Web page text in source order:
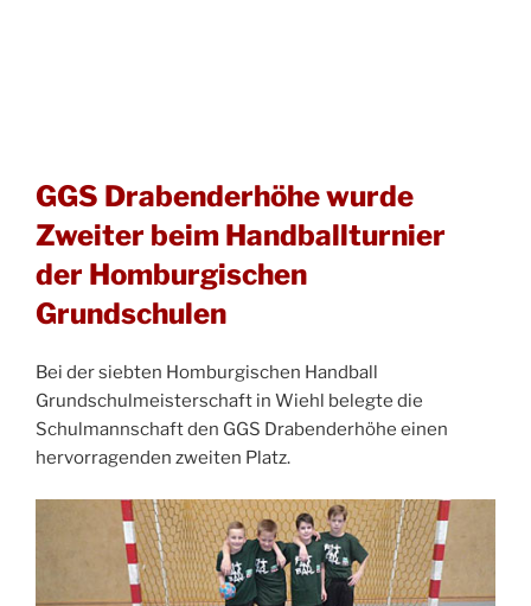
GGS Drabenderhöhe wurde
Zweiter beim Handballturnier
der Homburgischen
Grundschulen
Bei der siebten Homburgischen Handball
Grundschulmeisterschaft in Wiehl belegte die
Schulmannschaft den GGS Drabenderhöhe einen
hervorragenden zweiten Platz.